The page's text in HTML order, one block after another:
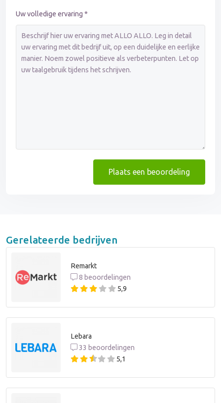
Uw volledige ervaring *
Plaats een beoordeling
Gerelateerde bedrijven
Remarkt
8 beoordelingen
5,9
Lebara
33 beoordelingen
5,1